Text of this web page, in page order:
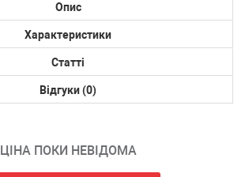
Опис
Характеристики
Статті
Відгуки (0)
ЦІНА ПОКИ НЕВІДОМА